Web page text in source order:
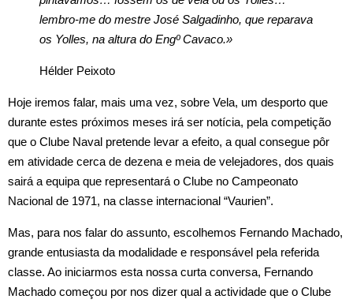
lembro-me do mestre José Salgadinho, que reparava
os Yolles, na altura do Engº Cavaco.»
Hélder Peixoto
Hoje iremos falar, mais uma vez, sobre Vela, um desporto que
durante estes próximos meses irá ser notícia, pela competição
que o Clube Naval pretende levar a efeito, a qual consegue pôr
em atividade cerca de dezena e meia de velejadores, dos quais
sairá a equipa que representará o Clube no Campeonato
Nacional de 1971, na classe internacional “Vaurien”.
Mas, para nos falar do assunto, escolhemos Fernando Machado,
grande entusiasta da modalidade e responsável pela referida
classe. Ao iniciarmos esta nossa curta conversa, Fernando
Machado começou por nos dizer qual a actividade que o Clube